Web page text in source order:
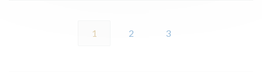
1 2 3